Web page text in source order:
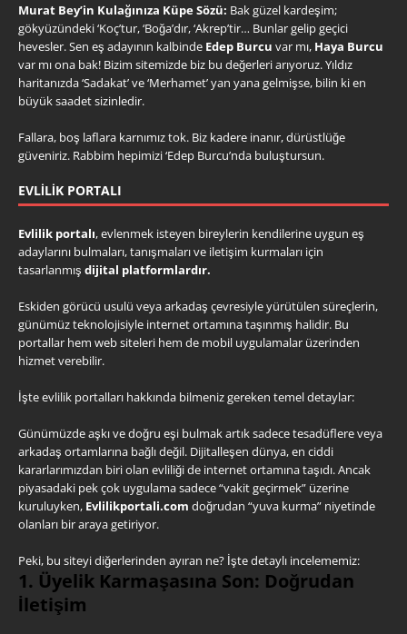
Murat Bey’in Kulağınıza Küpe Sözü: Bak güzel kardeşim;
gökyüzündeki ‘Koç’tur, ‘Boğa’dır, ‘Akrep’tir… Bunlar gelip geçici
hevesler. Sen eş adayının kalbinde Edep Burcu var mı, Haya Burcu
var mı ona bak! Bizim sitemizde biz bu değerleri arıyoruz. Yıldız
haritanızda ‘Sadakat’ ve ‘Merhamet’ yan yana gelmişse, bilin ki en
büyük saadet sizinledir.
Fallara, boş laflara karnımız tok. Biz kadere inanır, dürüstlüğe
güveniriz. Rabbim hepimizi ‘Edep Burcu’nda buluştursun.
EVLILIK PORTALI
Evlilik portalı, evlenmek isteyen bireylerin kendilerine uygun eş
adaylarını bulmaları, tanışmaları ve iletişim kurmaları için
tasarlanmış dijital platformlardır.
Eskiden görücü usulü veya arkadaş çevresiyle yürütülen süreçlerin,
günümüz teknolojisiyle internet ortamına taşınmış halidir. Bu
portallar hem web siteleri hem de mobil uygulamalar üzerinden
hizmet verebilir.
İşte evlilik portalları hakkında bilmeniz gereken temel detaylar:
Günümüzde aşkı ve doğru eşi bulmak artık sadece tesadüflere veya
arkadaş ortamlarına bağlı değil. Dijitalleşen dünya, en ciddi
kararlarımızdan biri olan evliliği de internet ortamına taşıdı. Ancak
piyasadaki pek çok uygulama sadece “vakit geçirmek” üzerine
kuruluyken, Evlilikportali.com doğrudan “yuva kurma” niyetinde
olanları bir araya getiriyor.
Peki, bu siteyi diğerlerinden ayıran ne? İşte detaylı incelememiz:
1. Üyelik Karmaşasına Son: Doğrudan
İletişim